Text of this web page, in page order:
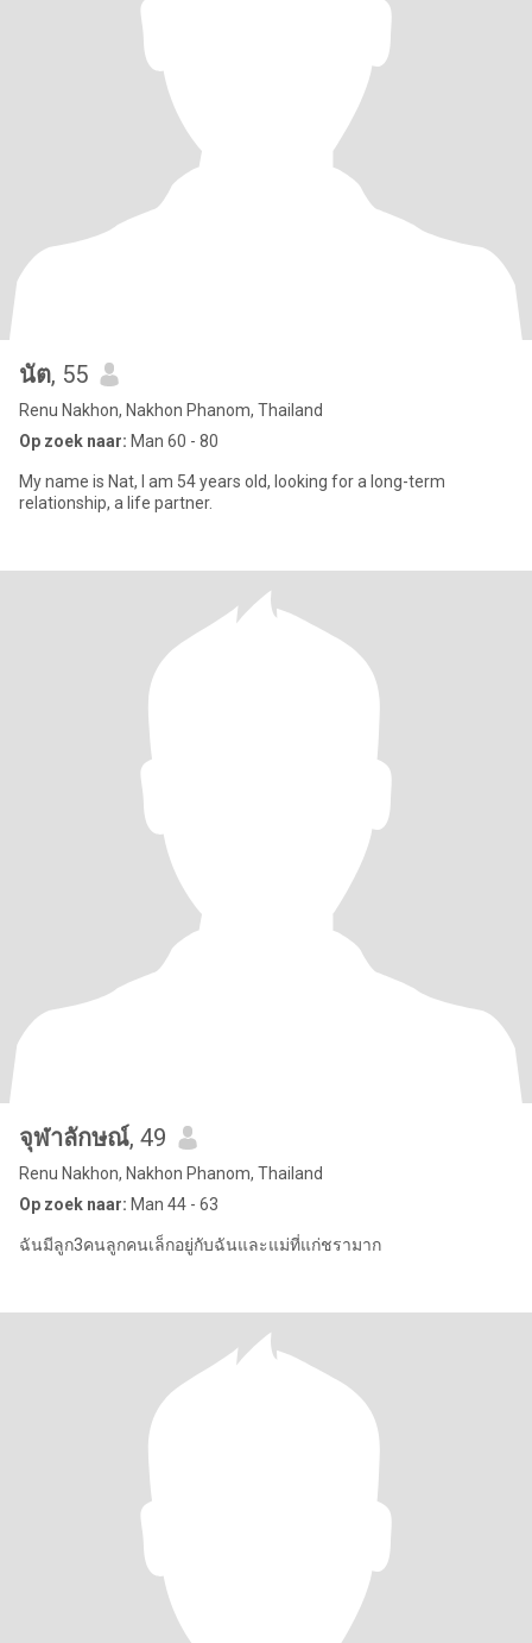
นัต, 55
Renu Nakhon, Nakhon Phanom, Thailand
Op zoek naar: Man 60 - 80
My name is Nat, I am 54 years old, looking for a long-term
relationship, a life partner.
จุฬาลักษณ์, 49
Renu Nakhon, Nakhon Phanom, Thailand
Op zoek naar: Man 44 - 63
ฉันมีลูก3คนลูกคนเล็กอยู่กับฉันและแม่ที่แก่ชรามาก